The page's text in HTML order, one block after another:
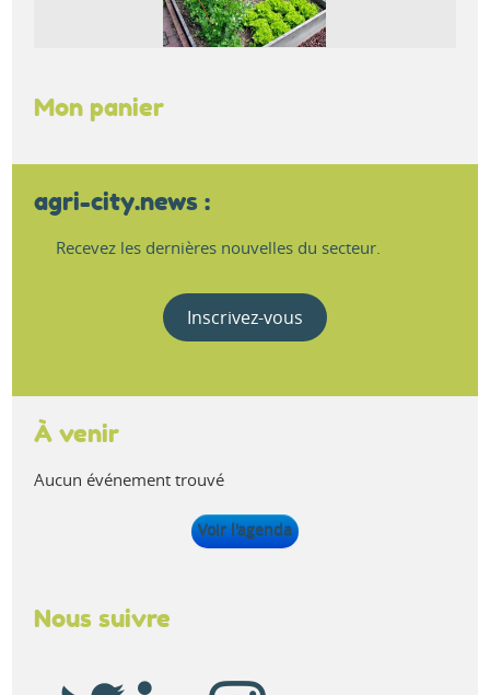
Mon panier
agri-city.news :
Recevez les dernières nouvelles du secteur.
Inscrivez-vous
À venir
Aucun événement trouvé
Voir l'agenda
Nous suivre